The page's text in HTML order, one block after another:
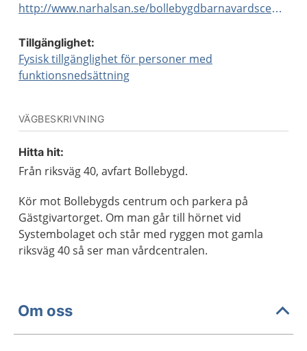
http://www.narhalsan.se/bollebygdbarnavardscentral
Tillgänglighet:
Fysisk tillgänglighet för personer med
funktionsnedsättning
VÄGBESKRIVNING
Hitta hit:
Från riksväg 40, avfart Bollebygd.
Kör mot Bollebygds centrum och parkera på
Gästgivartorget. Om man går till hörnet vid
Systembolaget och står med ryggen mot gamla
riksväg 40 så ser man vårdcentralen.
Om oss